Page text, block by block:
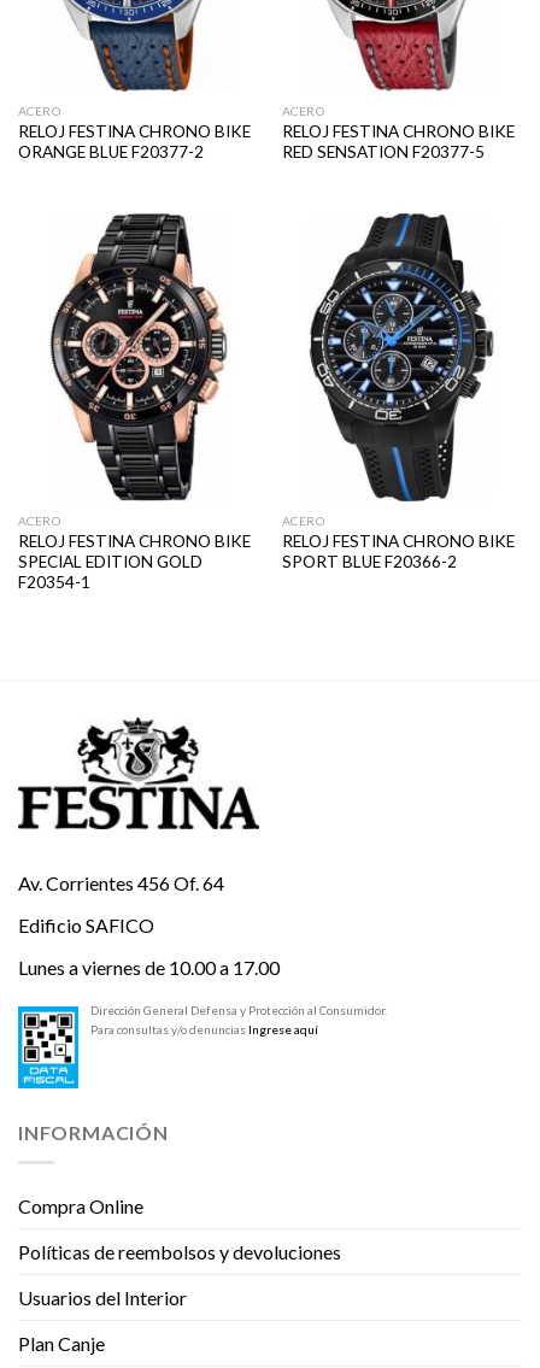
ACERO
RELOJ FESTINA CHRONO BIKE
ORANGE BLUE F20377-2
ACERO
RELOJ FESTINA CHRONO BIKE
RED SENSATION F20377-5
ACERO
RELOJ FESTINA CHRONO BIKE
SPECIAL EDITION GOLD
F20354-1
ACERO
RELOJ FESTINA CHRONO BIKE
SPORT BLUE F20366-2
Av. Corrientes 456 Of. 64
Edificio SAFICO
Lunes a viernes de 10.00 a 17.00
Dirección General Defensa y Protección al Consumidor.
Para consultas y/o denuncias Ingrese aquí
INFORMACIÓN
Compra Online
Políticas de reembolsos y devoluciones
Usuarios del Interior
Plan Canje